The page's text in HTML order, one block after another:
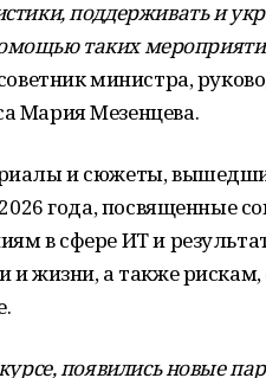
поддерживать и
таких
министра,
Мария Мезенцева.
и сюжеты,
года, посвященные
в сфере ИТ и
и жизни, а также
появились новые